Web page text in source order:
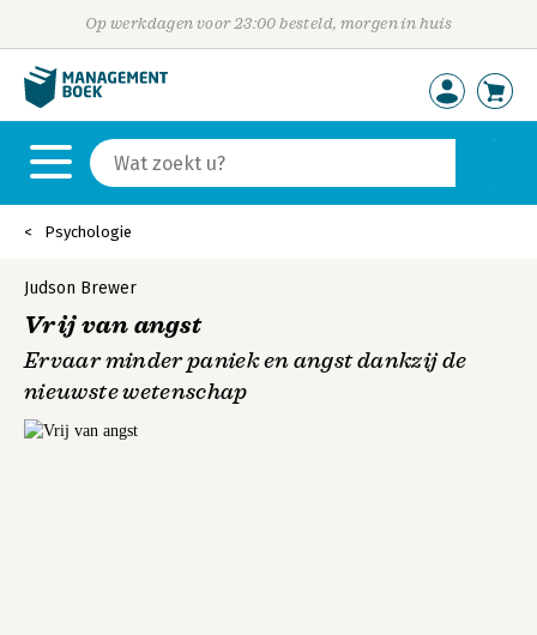
Op werkdagen voor 23:00 besteld, morgen in huis
Psychologie
Judson Brewer
Vrij van angst
Ervaar minder paniek en angst dankzij de
nieuwste wetenschap